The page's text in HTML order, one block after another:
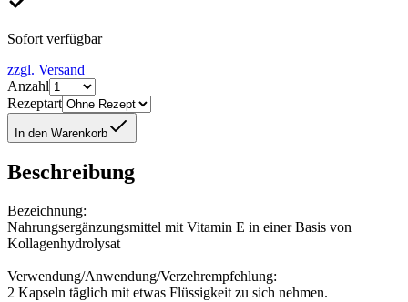
Sofort verfügbar
zzgl. Versand
Anzahl
Rezeptart
In den Warenkorb
Beschreibung
Bezeichnung:
Nahrungsergänzungsmittel mit Vitamin E in einer Basis von
Kollagenhydrolysat
Verwendung/Anwendung/Verzehrempfehlung:
2 Kapseln täglich mit etwas Flüssigkeit zu sich nehmen.